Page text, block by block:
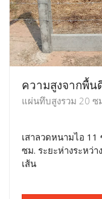
ความสูงจากพื้น
แผ่นทึบสูงรวม 20 ซ
เสาลวดหนามไอ
ซม. ระยะห่างระหว่
เส้น